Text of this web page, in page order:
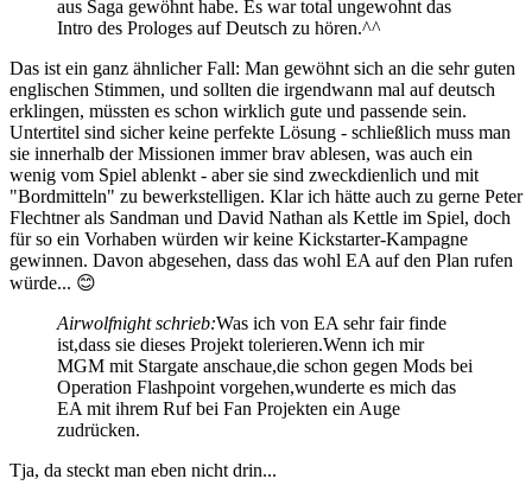
aus Saga gewöhnt habe. Es war total ungewohnt das
Intro des Prologes auf Deutsch zu hören.^^
Das ist ein ganz ähnlicher Fall: Man gewöhnt sich an die sehr guten
englischen Stimmen, und sollten die irgendwann mal auf deutsch
erklingen, müssten es schon wirklich gute und passende sein.
Untertitel sind sicher keine perfekte Lösung - schließlich muss man
sie innerhalb der Missionen immer brav ablesen, was auch ein
wenig vom Spiel ablenkt - aber sie sind zweckdienlich und mit
"Bordmitteln" zu bewerkstelligen. Klar ich hätte auch zu gerne Peter
Flechtner als Sandman und David Nathan als Kettle im Spiel, doch
für so ein Vorhaben würden wir keine Kickstarter-Kampagne
gewinnen. Davon abgesehen, dass das wohl EA auf den Plan rufen
würde... 😊
Airwolfnight schrieb:Was ich von EA sehr fair finde
ist,dass sie dieses Projekt tolerieren.Wenn ich mir
MGM mit Stargate anschaue,die schon gegen Mods bei
Operation Flashpoint vorgehen,wunderte es mich das
EA mit ihrem Ruf bei Fan Projekten ein Auge
zudrücken.
Tja, da steckt man eben nicht drin...